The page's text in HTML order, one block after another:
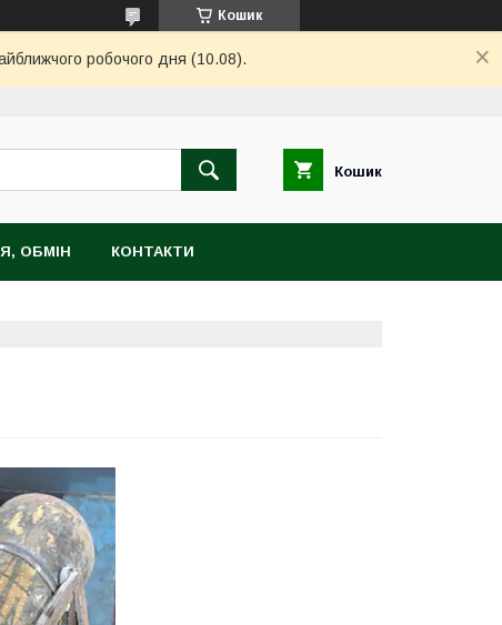
Кошик
робочого дня (10.08).
Кошик
ОБМІН КОНТАКТИ